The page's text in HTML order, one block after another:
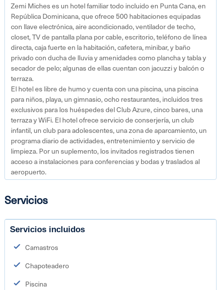
Zemi Miches es un hotel familiar todo incluido en Punta Cana, en
República Dominicana, que ofrece 500 habitaciones equipadas
con llave electrónica, aire acondicionado, ventilador de techo,
closet, TV de pantalla plana por cable, escritorio, teléfono de línea
directa, caja fuerte en la habitación, cafetera, minibar, y baño
privado con ducha de lluvia y amenidades como plancha y tabla y
secador de pelo; algunas de ellas cuentan con jacuzzi y balcón o
terraza.
El hotel es libre de humo y cuenta con una piscina, una piscina
para niños, playa, un gimnasio, ocho restaurantes, incluidos tres
exclusivos para los huéspedes del Club Azure, cinco bares, una
terraza y WiFi. El hotel ofrece servicio de conserjería, un club
infantil, un club para adolescentes, una zona de aparcamiento, un
programa diario de actividades, entretenimiento y servicio de
limpieza. Por un suplemento, los invitados registrados tienen
acceso a instalaciones para conferencias y bodas y traslados al
aeropuerto.
Servicios
Servicios incluidos
Camastros
Chapoteadero
Piscina